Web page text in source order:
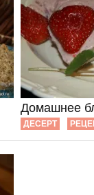
Домашнее
ДЕСЕРТ